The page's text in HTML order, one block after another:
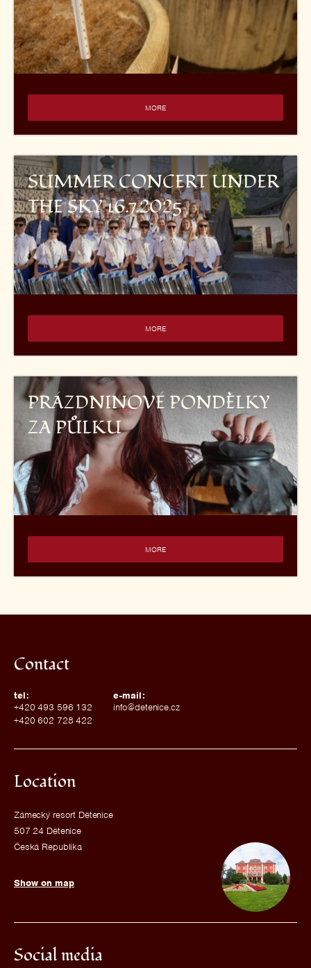
MORE
SUMMER CONCERT UNDER
THE SKY 16.7.2025
MORE
PRÁZDNINOVÉ PONDĚLKY
ZA PŮLKU
MORE
Contact
tel:
+420 493 596 132
+420 602 728 422
e-mail:
info@detenice.cz
Location
Zámecký resort Dětenice
507 24 Dětenice
Česká Republika
Show on map
Social media